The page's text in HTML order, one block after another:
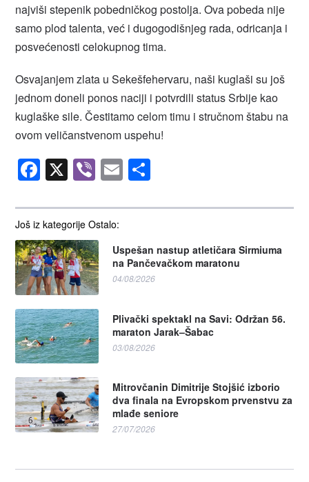
Još iz kategorije Ostalo:
Uspešan nastup atletičara Sirmiuma
na Pančevačkom maratonu
04/08/2026
Plivački spektakl na Savi: Održan 56.
maraton Jarak–Šabac
03/08/2026
Mitrovčanin Dimitrije Stojšić izborio
dva finala na Evropskom prvenstvu za
mlađe seniore
27/07/2026
najviši stepenik pobedničkog postolja. Ova pobeda nije
samo plod talenta, već i dugogodišnjeg rada, odricanja i
posvećenosti celokupnog tima.
Osvajanjem zlata u Sekešfehervaru, naši kuglaši su još
jednom doneli ponos naciji i potvrdili status Srbije kao
kuglaške sile. Čestitamo celom timu i stručnom štabu na
ovom veličanstvenom uspehu!
Facebook
X Viber
Email